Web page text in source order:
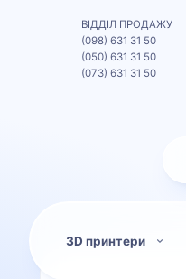
ВІДДІЛ ПРОДАЖУ
(098) 631 31 50
(050) 631 31 50
(073) 631 31 50
3D принтери